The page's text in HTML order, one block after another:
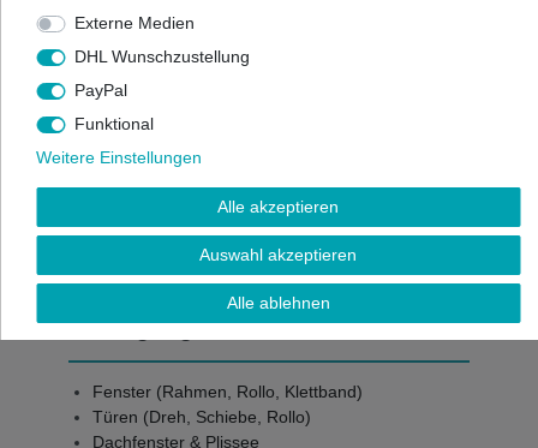
KONTAKT
Frage stellen
09822-992910
Fachberatung: Fliegengitter & Heizpilze
Fliegengitter
Fenster (Rahmen, Rollo, Klettband)
Türen (Dreh, Schiebe, Rollo)
Dachfenster & Plissee
Externe Medien
DHL Wunschzustellung
PayPal
Funktional
Weitere Einstellungen
Alle akzeptieren
Auswahl akzeptieren
Alle ablehnen